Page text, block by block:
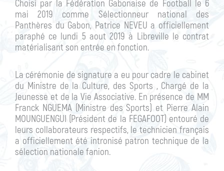
Choisi par la Fédération Gabonaise de Football le 6
mai 2019 comme Sélectionneur national des
Panthères du Gabon, Patrice NEVEU a officiellement
paraphé ce lundi 5 aout 2019 à Libreville le contrat
matérialisant son entrée en fonction.
La cérémonie de signature a eu pour cadre le cabinet
du Ministre de la Culture, des Sports , Chargé de la
Jeunesse et de la Vie Associative. En présence de MM
Franck NGUEMA (Ministre des Sports) et Pierre Alain
MOUNGUENGUI (Président de la FEGAFOOT) entouré de
leurs collaborateurs respectifs, le technicien français
a officiellement été intronisé patron technique de la
sélection nationale fanion.